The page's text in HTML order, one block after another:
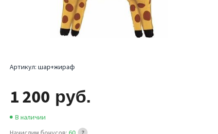
Артикул: шар+жираф
1 200 руб.
В наличии